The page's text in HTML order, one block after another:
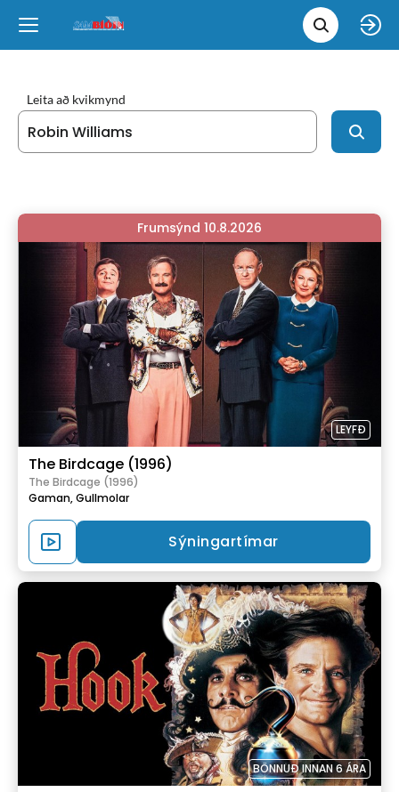
Leita
Back
Væntanlegt
Close
Nýjar myndir
Klassískar myndir
Ópera
Back
Tungumál
Close
íslenska
English
Leita að kvikmynd
Frumsýnd 10.8.2026
LEYFÐ
The Birdcage (1996)
The Birdcage (1996)
Gaman,Gullmolar
Sýningartímar
BÖNNUÐ INNAN 6 ÁRA